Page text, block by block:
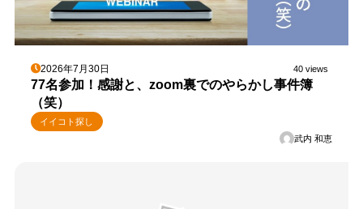
2026年7月30日 40 views
77名参加！感謝と、zoom裏でのやらかし事件簿
（笑）
イイコト探し
武内 和恵